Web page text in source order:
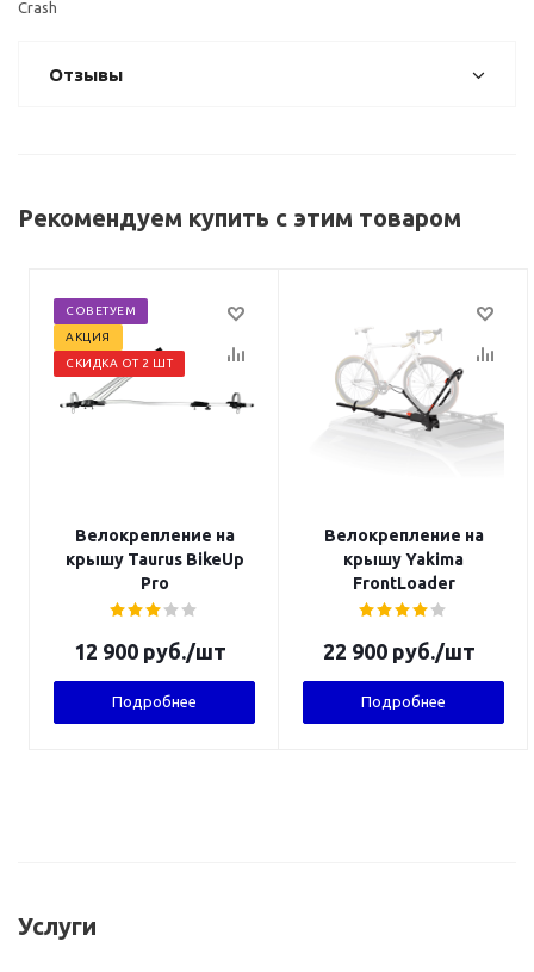
Crash
Отзывы
Рекомендуем купить с этим товаром
СОВЕТУЕМ
АКЦИЯ
СКИДКА ОТ 2 ШТ
Велокрепление на
крышу Taurus BikeUp
Pro
12 900 руб./шт
Подробнее
Велокрепление на
крышу Yakima
FrontLoader
22 900 руб./шт
Подробнее
Услуги